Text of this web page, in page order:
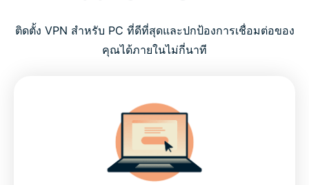
ติดตั้ง VPN สำหรับ PC ที่ดีที่สุดและปกป้องการเชื่อมต่อของ
คุณได้ภายในไม่กี่นาที